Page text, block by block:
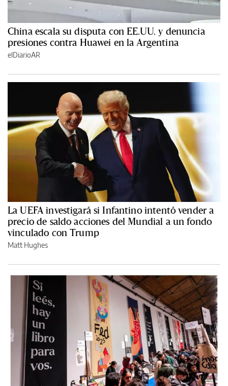
China escala su disputa con EE.UU. y denuncia
presiones contra Huawei en la Argentina
elDiarioAR
La UEFA investigará si Infantino intentó vender a
precio de saldo acciones del Mundial a un fondo
vinculado con Trump
Matt Hughes